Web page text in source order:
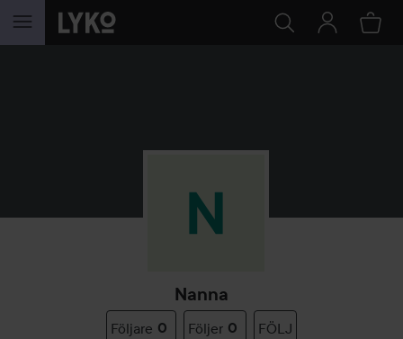
HOPPA TILL INNEHÅLLET
Nanna
Följare 0 Följer 0 FÖLJ